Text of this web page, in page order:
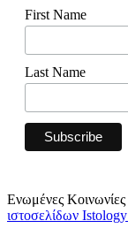
First Name
Last Name
Ενωμένες
ιστοσελίδων